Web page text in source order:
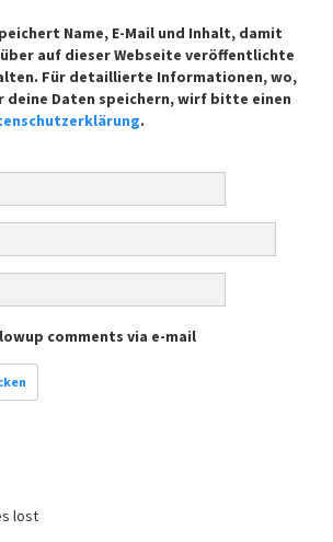
Name, E-Mail und Inhalt, damit
auf dieser Webseite veröffentlichte
Für detaillierte Informationen, wo,
deine Daten speichern, wirf bitte einen
.
comments via e-mail
lost